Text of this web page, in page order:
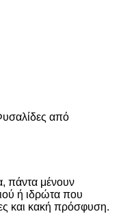
από
πάντα μένουν
ή ιδρώτα που
και κακή πρόσφυση.